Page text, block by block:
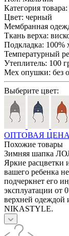
Категория товара:
Цвет: черный
Мембранная
Ткань верха:
Подкладка: 100%
Температурный
Утеплитель: 100
Мех опушки: без
Выберите цвет:
ОПТОВАЯ ЦЕНА
Похожие товары
Зимняя шапка
Яркие расцветки
вашего ребенка
подчеркнет его
эксплуатации от
верхней одеждой
NIKASTYLE.